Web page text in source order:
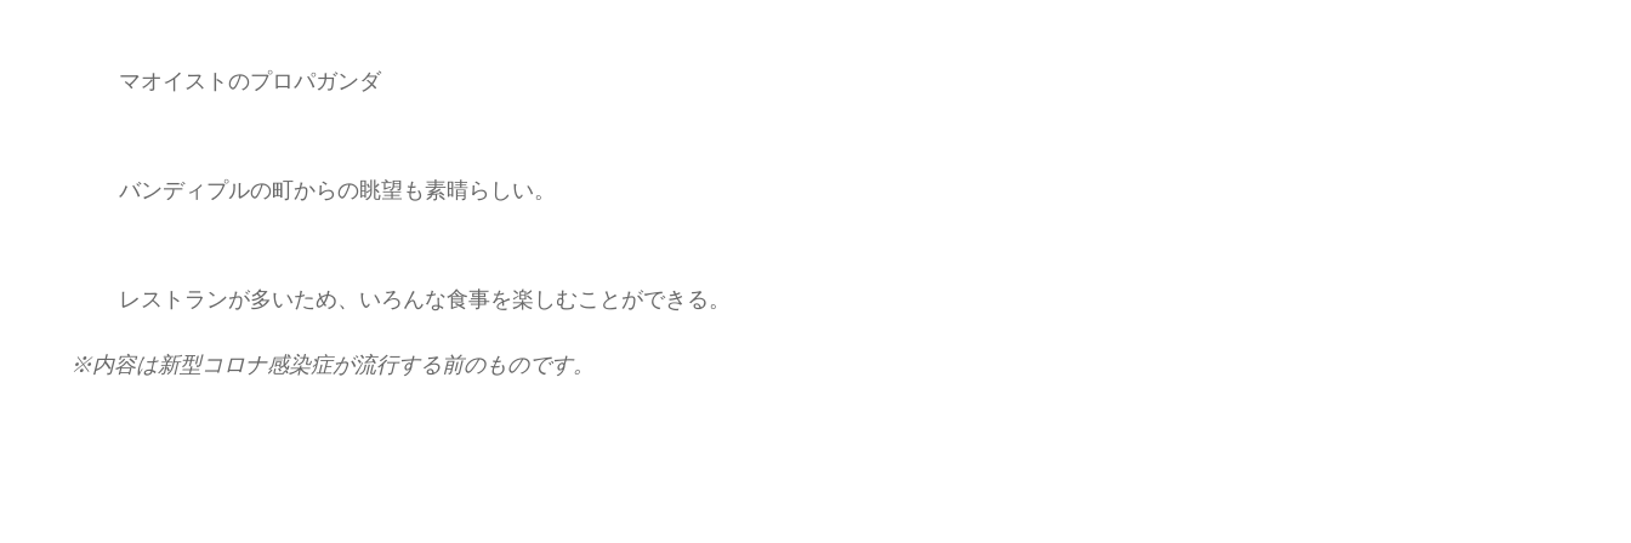
マオイストのプロパガンダ
バンディプルの町からの眺望も素晴らしい。
レストランが多いため、いろんな食事を楽しむことができる。
※内容は新型コロナ感染症が流行する前のものです。